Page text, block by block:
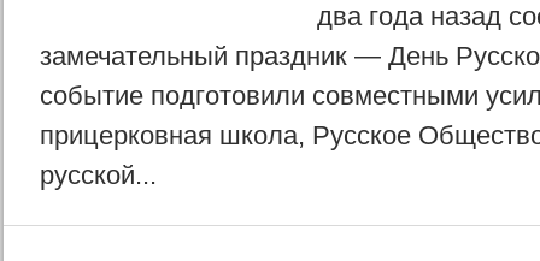
два года назад
замечательный праздник — День
событие подготовили совместными
прицерковная школа, Русское
русской...